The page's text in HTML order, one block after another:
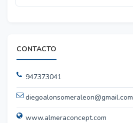
CONTACTO
947373041
diegoalonsomeraleon@gmail.com
www.almeraconcept.com